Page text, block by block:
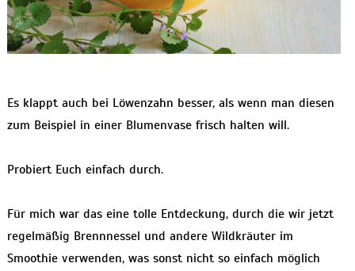
Es klappt auch bei Löwenzahn besser, als wenn man diesen
zum Beispiel in einer Blumenvase frisch halten will.
Probiert Euch einfach durch.
Für mich war das eine tolle Entdeckung, durch die wir jetzt
regelmäßig Brennnessel und andere Wildkräuter im
Smoothie verwenden, was sonst nicht so einfach möglich